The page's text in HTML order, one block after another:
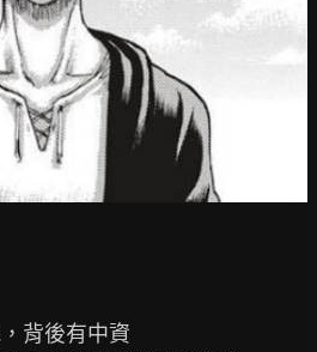
背後有中資